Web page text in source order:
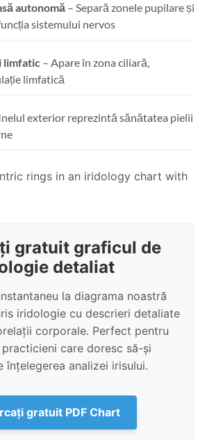
autonomă – Separă zonele pupilare și
sistemului nervos
limfatic – Apare în zona ciliară,
limfatică
exterior reprezintă sănătatea pielii
gratuit graficul de
detaliat
la diagrama noastră
iridologie cu descrieri detaliate
corporale. Perfect pentru
care doresc să-și
înțelegerea analizei irisului.
gratuit PDF Chart